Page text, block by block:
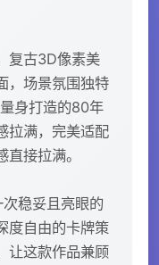
复古3D像素美
，场景氛围独特
身打造的80年
拉满，完美适配
接拉满。
稳妥且亮眼的
度自由的卡牌策
让这款作品兼顾